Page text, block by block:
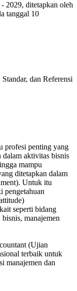
2029, ditetapkan oleh
tanggal 10
dan Referensi
profesi penting yang
dalam aktivitas bisnis
mampu
ditetapkan dalam
Untuk itu
pengetahuan
seperti bidang
manajemen
(Ujian
terbaik untuk
manajemen dan